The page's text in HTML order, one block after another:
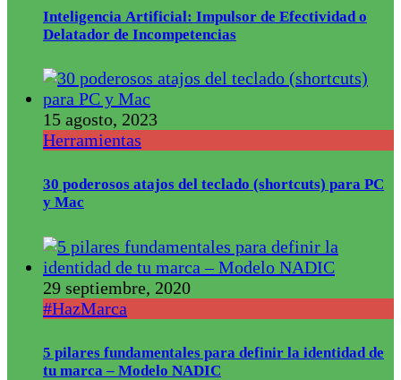
Inteligencia Artificial: Impulsor de Efectividad o
Delatador de Incompetencias
15 agosto, 2023
Herramientas
30 poderosos atajos del teclado (shortcuts) para PC
y Mac
29 septiembre, 2020
#HazMarca
5 pilares fundamentales para definir la identidad de
tu marca – Modelo NADIC